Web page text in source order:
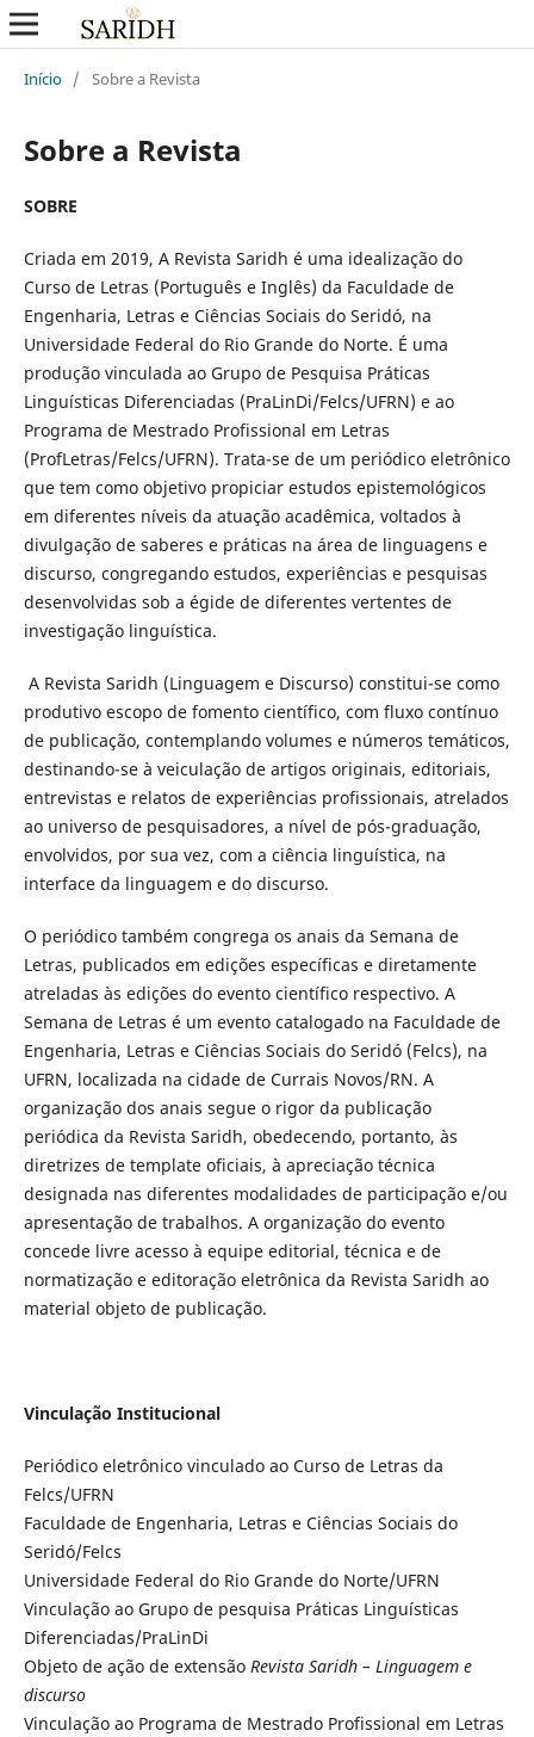
Início / Sobre a Revista
Sobre a Revista
SOBRE
Criada em 2019, A Revista Saridh é uma idealização do
Curso de Letras (Português e Inglês) da Faculdade de
Engenharia, Letras e Ciências Sociais do Seridó, na
Universidade Federal do Rio Grande do Norte. É uma
produção vinculada ao Grupo de Pesquisa Práticas
Linguísticas Diferenciadas (PraLinDi/Felcs/UFRN) e ao
Programa de Mestrado Profissional em Letras
(ProfLetras/Felcs/UFRN). Trata-se de um periódico eletrônico
que tem como objetivo propiciar estudos epistemológicos
em diferentes níveis da atuação acadêmica, voltados à
divulgação de saberes e práticas na área de linguagens e
discurso, congregando estudos, experiências e pesquisas
desenvolvidas sob a égide de diferentes vertentes de
investigação linguística.
A Revista Saridh (Linguagem e Discurso) constitui-se como
produtivo escopo de fomento científico, com fluxo contínuo
de publicação, contemplando volumes e números temáticos,
destinando-se à veiculação de artigos originais, editoriais,
entrevistas e relatos de experiências profissionais, atrelados
ao universo de pesquisadores, a nível de pós-graduação,
envolvidos, por sua vez, com a ciência linguística, na
interface da linguagem e do discurso.
O periódico também congrega os anais da Semana de
Letras, publicados em edições específicas e diretamente
atreladas às edições do evento científico respectivo. A
Semana de Letras é um evento catalogado na Faculdade de
Engenharia, Letras e Ciências Sociais do Seridó (Felcs), na
UFRN, localizada na cidade de Currais Novos/RN. A
organização dos anais segue o rigor da publicação
periódica da Revista Saridh, obedecendo, portanto, às
diretrizes de template oficiais, à apreciação técnica
designada nas diferentes modalidades de participação e/ou
apresentação de trabalhos. A organização do evento
concede livre acesso à equipe editorial, técnica e de
normatização e editoração eletrônica da Revista Saridh ao
material objeto de publicação.
Vinculação Institucional
Periódico eletrônico vinculado ao Curso de Letras da
Felcs/UFRN
Faculdade de Engenharia, Letras e Ciências Sociais do
Seridó/Felcs
Universidade Federal do Rio Grande do Norte/UFRN
Vinculação ao Grupo de pesquisa Práticas Linguísticas
Diferenciadas/PraLinDi
Objeto de ação de extensão Revista Saridh – Linguagem e
discurso
Vinculação ao Programa de Mestrado Profissional em Letras